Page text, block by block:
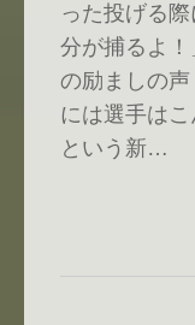
った投げる
分が捕るよ
の励ましの
には選手はこ
という新…